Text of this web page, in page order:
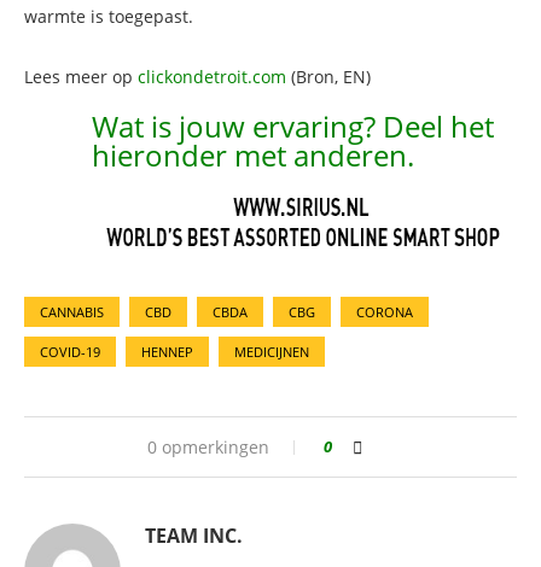
warmte is toegepast.
Lees meer op clickondetroit.com (Bron, EN)
Wat is jouw ervaring? Deel het
hieronder met anderen.
CANNABIS CBD CBDA CBG CORONA
COVID-19 HENNEP MEDICIJNEN
0 opmerkingen 0
TEAM INC.